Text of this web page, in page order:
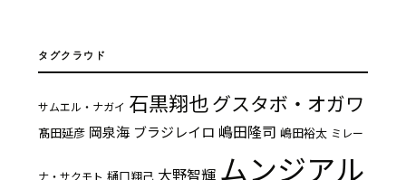
タグクラウド
サムエル・ナガイ 石黒翔也グスタボ・オガワ
髙田延彦 岡泉海 ブラジレイロ 嶋田隆司 嶋田裕太 ミレー
ナ・サクモト 樋口翔己 大野智輝 ムンジアル